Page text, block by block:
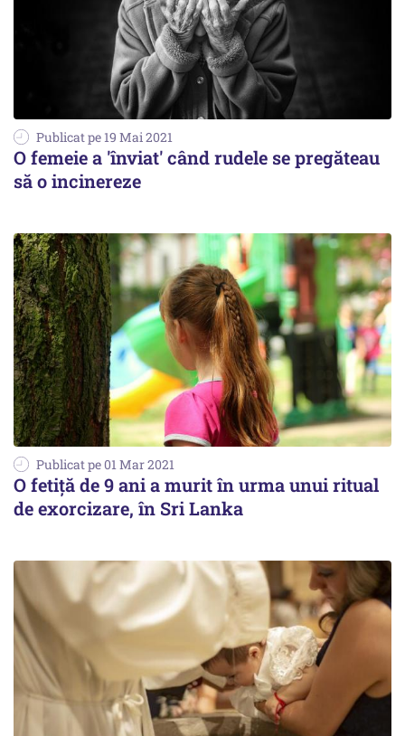
Publicat pe 19 Mai 2021
O femeie a 'înviat' când rudele se pregăteau
să o incinereze
Publicat pe 01 Mar 2021
O fetiță de 9 ani a murit în urma unui ritual
de exorcizare, în Sri Lanka